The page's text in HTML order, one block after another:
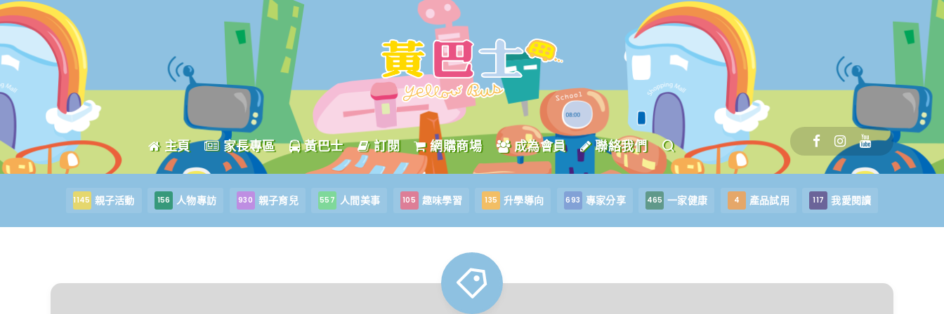
主頁 家長專區 黃巴士 訂閱 網購商場 成為會員 聯絡我們
1145 親子活動 156 人物專訪 930 親子育兒 557 人間美事 105 趣味學習 135 升學導向 693 專家分享 465 一家健康 4 產品試用 117 我愛閱讀